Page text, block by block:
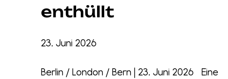
enthüllt
23. Juni 2026
Berlin / London / Bern | 23. Juni 2026 Eine